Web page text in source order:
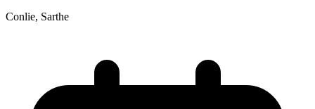
Conlie, Sarthe